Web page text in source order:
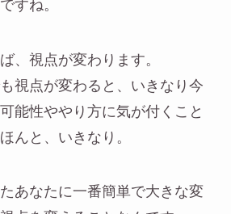
すね。
、視点が変わります。
視点が変わると、いきなり今
能性ややり方に気が付くこと
んと、いきなり。
あなたに一番簡単で大きな変